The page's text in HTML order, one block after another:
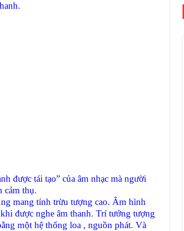
được tái tạo” của âm nhạc mà người
cảm thụ.
mang tính trừu tượng cao. Âm hình
được nghe âm thanh. Trí tưởng tượng
một hệ thống loa , nguồn phát. Và